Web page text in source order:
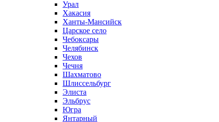
Урал
Хакасия
Ханты-Мансийск
Царское село
Чебоксары
Челябинск
Чехов
Чечня
Шахматово
Шлиссельбург
Элиста
Эльбрус
Югра
Янтарный